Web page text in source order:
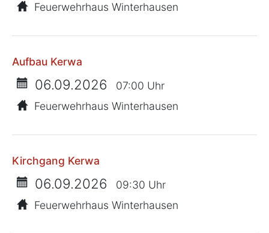
Feuerwehrhaus Winterhausen
Aufbau Kerwa
06.09.2026
07:00 Uhr
Feuerwehrhaus Winterhausen
Kirchgang Kerwa
06.09.2026
09:30 Uhr
Feuerwehrhaus Winterhausen